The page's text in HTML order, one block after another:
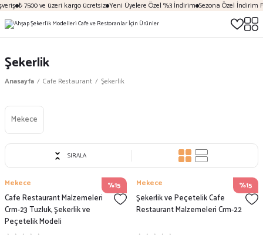
₺ 7500 ve üzeri kargo ücretsiz Yeni Üyelere Özel %3 İndirim Sezona Özel İndirim
Şekerlik
Anasayfa Cafe Restaurant Şekerlik
Mekece
SIRALA
%15
Mekece
Cafe Restaurant Malzemeleri
Crm-23 Tuzluk, Şekerlik ve
Peçetelik Modeli
%15
Mekece
Şekerlik ve Peçetelik Cafe
Restaurant Malzemeleri Crm-22